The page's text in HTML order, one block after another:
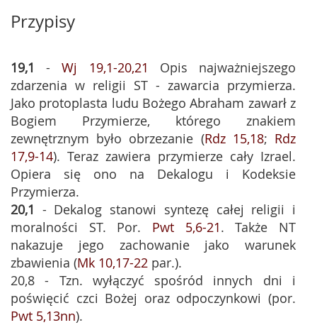
Przypisy
19,1 -Wj 19,1-20,21
Opis najważniejszego
zdarzenia w religii ST - zawarcia przymierza.
Jako protoplasta ludu Bożego Abraham zawarł z
Bogiem Przymierze, którego znakiem
zewnętrznym było obrzezanie (Rdz 15,18; Rdz
17,9-14). Teraz zawiera przymierze cały Izrael.
Opiera się ono na Dekalogu i Kodeksie
Przymierza.
20,1 - Dekalog stanowi syntezę całej religii i
moralności ST. Por. Pwt 5,6-21. Także NT
nakazuje jego zachowanie jako warunek
zbawienia (Mk 10,17-22 par.).
20,8 - Tzn. wyłączyć spośród innych dni i
poświęcić czci Bożej oraz odpoczynkowi (por.
Pwt 5,13nn).